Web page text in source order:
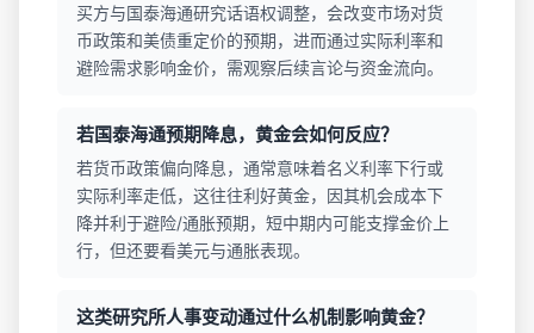
买方与国泰海通研究话语权调整，会改变市场对货
币政策和美债重定价的预期，进而通过实际利率和
避险需求影响金价，需观察后续言论与资金流向。
若国泰海通预期降息，黄金会如何反应？
若货币政策偏向降息，通常意味着名义利率下行或
实际利率走低，这往往利好黄金，因其机会成本下
降并利于避险/通胀预期，短中期内可能支撑金价上
行，但还要看美元与通胀表现。
这类研究所人事变动通过什么机制影响黄金？